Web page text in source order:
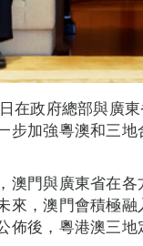
在政府總部與廣
步加強粵澳和三
澳門與廣東省在
來，澳門會積極
佈後，粵港澳三地